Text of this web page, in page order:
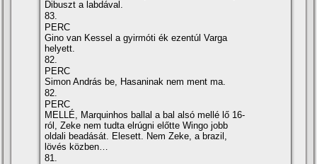
Dibuszt a labdával.
83.
PERC
Gino van Kessel a gyirmóti ék ezentúl Varga
helyett.
82.
PERC
Simon András be, Hasaninak nem ment ma.
82.
PERC
MELLÉ, Marquinhos ballal a bal alsó mellé lő 16-
ról, Zeke nem tudta elrúgni előtte Wingo jobb
oldali beadását. Elesett. Nem Zeke, a brazil,
lövés közben…
81.